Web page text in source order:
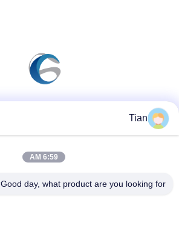
Tian
6:59 AM
Good day, what product are you looking for?